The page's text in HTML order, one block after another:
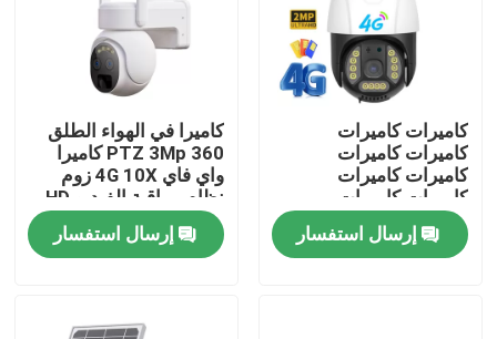
كاميرات كاميرات
كاميرات كاميرات
كاميرات كاميرات
كاميرات كاميرات
كاميرات
إرسال استفسار
كاميرا في الهواء الطلق
360 PTZ 3Mp كاميرا
واي فاي 4G 10X زوم
نظام مراقبة الفيديو HD
كامل كاميرا شمسية
منخفضة الطاقة
إرسال استفسار